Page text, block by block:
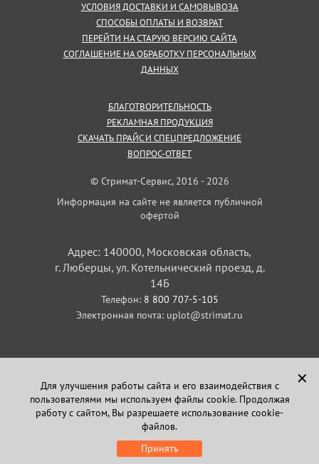
УСЛОВИЯ ДОСТАВКИ И САМОВЫВОЗА
СПОСОБЫ ОПЛАТЫ И ВОЗВРАТ
ПЕРЕЙТИ НА СТАРУЮ ВЕРСИЮ САЙТА
СОГЛАШЕНИЕ НА ОБРАБОТКУ ПЕРСОНАЛЬНЫХ
ДАННЫХ
БЛАГОТВОРИТЕЛЬНОСТЬ
РЕКЛАМНАЯ ПРОДУКЦИЯ
СКАЧАТЬ ПРАЙС И СПЕЦПРЕДЛОЖЕНИЕ
ВОПРОС-ОТВЕТ
© Стримат-Сервис, 2016 - 2026
Информация на сайте не является публичной
офертой
Адрес: 140000, Московская область,
г. Люберцы, ул. Котельнический проезд, д.
14Б
Телефон: 8 800 707-5-105
Электронная почта: uplot@strimat.ru
Задайте вопрос
в Telegram
✕
Для улучшения работы сайта и его взаимодействия с
пользователями мы используем файлы cookie. Продолжая
работу с сайтом, Вы разрешаете использование cookie-
файлов.
Принять